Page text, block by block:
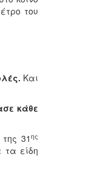
του
Και
κάθε
31ης
είδη